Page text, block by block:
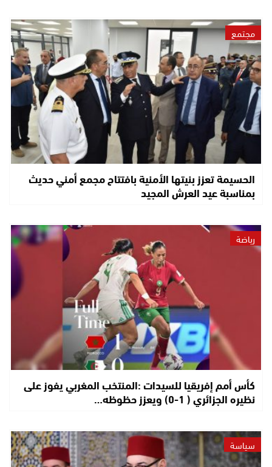
مجتمع
الحسيمة تعزز بنيتها الأمنية بافتتاح مجمع أمني حديث
بمناسبة عيد العرش المجيد
رياضة
كأس أمم إفريقيا للسيدات :المنتخب المغربي يفوز على
نظيره الجزائري ( 1-0) ويعزز حظوظه…
سياسة